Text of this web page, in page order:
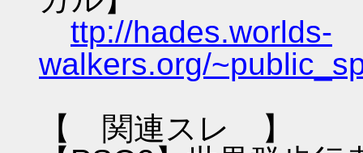
ttp://hades.worlds-
walkers.org/
【 関連スレ 】